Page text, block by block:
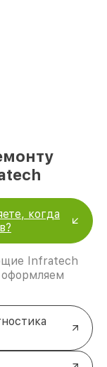
когда
Infratech
оформляем